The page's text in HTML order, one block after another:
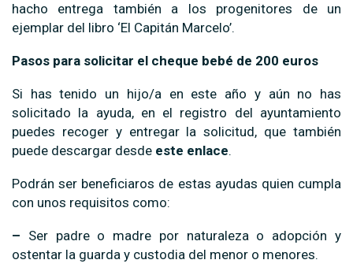
hacho entrega también a los progenitores de un
ejemplar del libro ‘El Capitán Marcelo’.
Pasos para solicitar el cheque bebé de 200 euros
Si has tenido un hijo/a en este año y aún no has
solicitado la ayuda, en el registro del ayuntamiento
puedes recoger y entregar la solicitud, que también
puede descargar desde este enlace.
Podrán ser beneficiaros de estas ayudas quien cumpla
con unos requisitos como:
– Ser padre o madre por naturaleza o adopción y
ostentar la guarda y custodia del menor o menores.